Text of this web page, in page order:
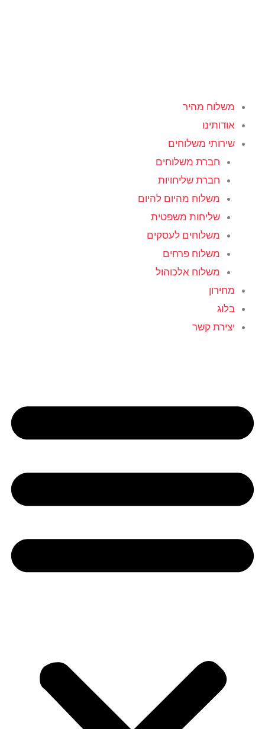
משלוח מהיר
אודותינו
שירותי משלוחים
חברת משלוחים
חברת שליחויות
משלוח מהיום להיום
שליחות משפטית
משלוחים לעסקים
משלוח פרחים
משלוח אלכוהול
מחירון
בלוג
יצירת קשר